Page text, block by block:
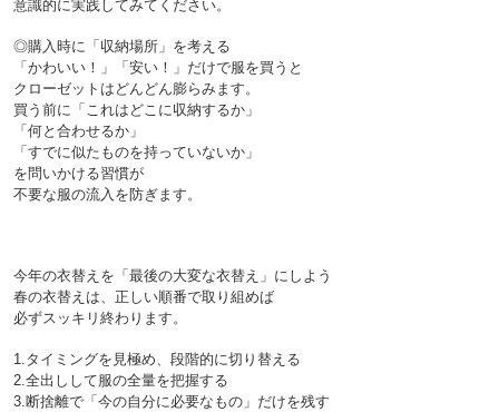
◎購入時に「収納場所」を考える
「かわいい！」「安い！」だけで服を買うと
クローゼットはどんどん膨らみます。
買う前に「これはどこに収納するか」
「何と合わせるか」
「すでに似たものを持っていないか」
を問いかける習慣が
今年の衣替えを「最後の大変な衣替え」にしよう
春の衣替えは、正しい順番で取り組めば
必ずスッキリ終わります。
1.タイミングを見極め、段階的に切り替える
2.全出しして服の全量を把握する
3.断捨離で「今の自分に必要なもの」だけを残す